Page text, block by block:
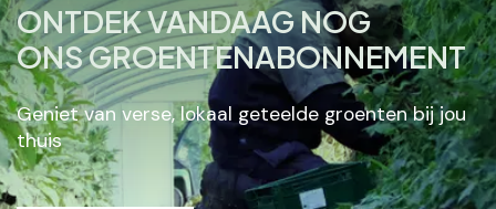
ONTDEK VANDAAG NOG
ONS GROENTENABONNEMENT
Geniet van verse, lokaal geteelde groenten bij jou
thuis